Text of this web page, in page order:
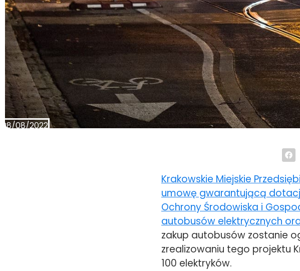
08/08/2022
Krakowskie Miejskie
umowę gwarantującą
Ochrony Środowiska i
autobusów elektrycznych
zakup autobusów zostanie
zrealizowaniu tego projektu
100 elektryków.